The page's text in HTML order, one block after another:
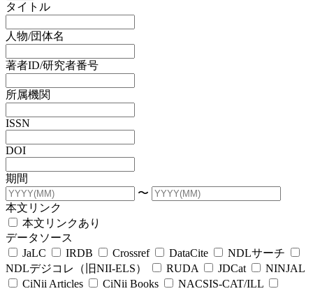
タイトル
人物/団体名
著者ID/研究者番号
所属機関
ISSN
DOI
期間
〜
本文リンク
本文リンクあり
データソース
JaLC
IRDB Crossref DataCite
NDLサーチ
NDLデジコレ（旧NII-ELS）
RUDA JDCat
NINJAL
CiNii Articles
CiNii Books
NACSIS-CAT/ILL